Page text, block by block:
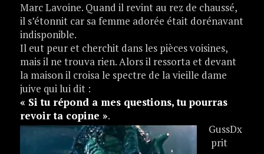
Marc Lavoine. Quand il revint au rez de chaussé,
il s’étonnit car sa femme adorée était dorénavant
indisponible.
Il eut peur et cherchit dans les pièces voisines,
mais il ne trouva rien. Alors il ressorta et devant
la maison il croisa le spectre de la vieille dame
juive qui lui dit :
« Si tu répond a mes questions, tu pourras
revoir ta copine ».
GussDx
prit